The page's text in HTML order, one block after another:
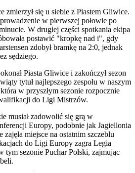
zmierzył się u siebie z Piastem Gliwice.
w pierwszej połowie po
W drugiej części spotkania ekipa
postawić "kropkę nad i", gdy
zdobył bramkę na 2:0, jednak
sędziego.
Piasta Gliwice i zakończył sezon
tytuł najlepszego zespołu w naszym
w przyszłym sezonie rozpocznie
do Ligi Mistrzów.
musiał zadowolić się grą w
Europy, podobnie jak Jagiellonia
zajęła miejsce na ostatnim szczeblu
do Ligi Europy zagra Legia
tym sezonie Puchar Polski, zajmując